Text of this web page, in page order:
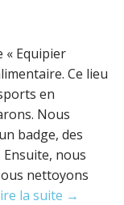
« Equipier
Ce lieu
en
Nous
badge, des
nous
nettoyons
la suite →